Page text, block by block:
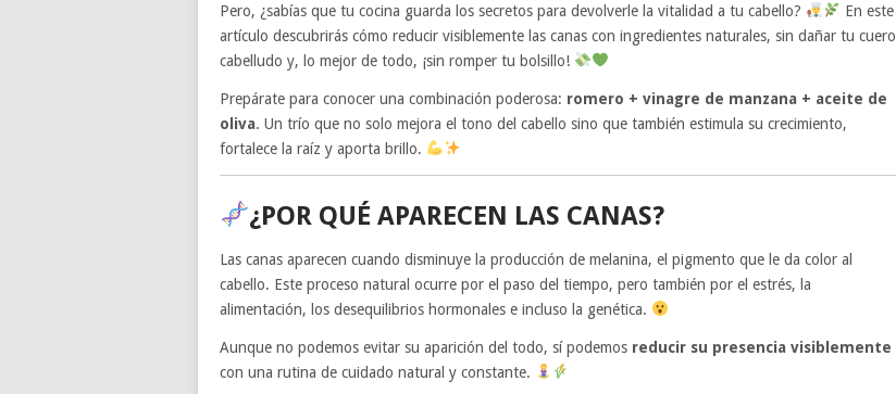
Pero, ¿sabías que tu cocina guarda los secretos para devolverle la vitalidad a tu cabello?
En este
artículo descubrirás cómo reducir visiblemente las canas con ingredientes naturales, sin dañar tu cuero
cabelludo y, lo mejor de todo, ¡sin romper tu bolsillo!
Prepárate para conocer una combinación poderosa: romero + vinagre de manzana + aceite de
oliva. Un trío que no solo mejora el tono del cabello sino que también estimula su crecimiento,
fortalece la raíz y aporta brillo.
¿POR QUÉ APARECEN LAS CANAS?
Las canas aparecen cuando disminuye la producción de melanina, el pigmento que le da color al
cabello. Este proceso natural ocurre por el paso del tiempo, pero también por el estrés, la
alimentación, los desequilibrios hormonales e incluso la genética.
Aunque no podemos evitar su aparición del todo, sí podemos reducir su presencia visiblemente
con una rutina de cuidado natural y constante.